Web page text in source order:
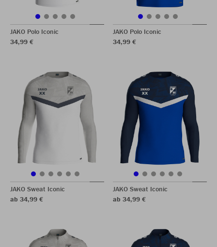
JAKO Polo Iconic
34,99 €
JAKO Polo Iconic
34,99 €
JAKO Sweat Iconic
ab 34,99 €
JAKO Sweat Iconic
ab 34,99 €